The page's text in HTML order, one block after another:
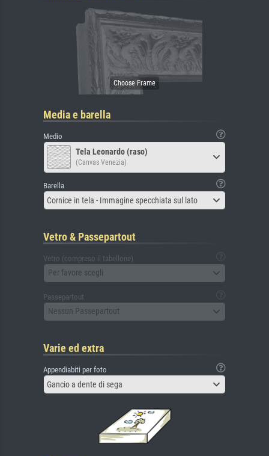
Media e barella
Medio
Tela Leonardo (raso)
(Canvas Venezia)
Barella
Cornice in tela - Immagine specchiata sul lato
Vetro & Passepartout
Vetro (compreso il tabellone)
Per favore scegli
Passepartout
Nessun Passepartout
Varie ed extra
Appendiabiti per foto
Gancio a dente di sega